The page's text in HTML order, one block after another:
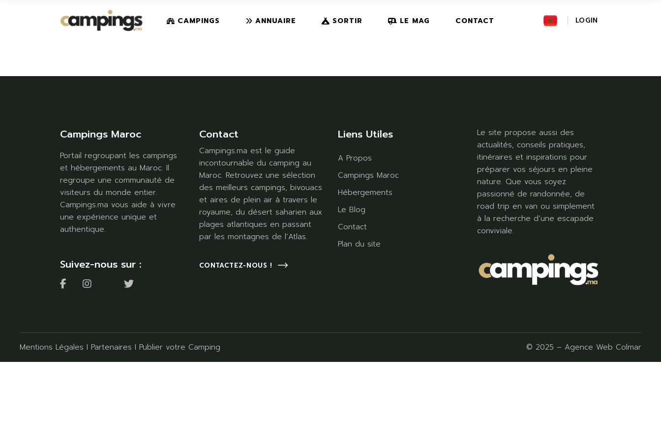
CAMPINGS
NEWSLETTER
ANNUAIRE SORTIR
MONTAGNE
LE MAG
CAMPEMENTS
CONTACT LOGIN
A PROPOS
DÉSERT
VOYAGE
FR
Campings Maroc
Portail regroupant les campings
et hébergements au Maroc. Il
regroupe une communauté de
visiteurs du monde entier.
Campings.ma vous aide à vivre
une expérience unique et
authentique.
Suivez-nous sur :
Contact
Campings.ma est le guide
incontournable du camping au
Maroc. Retrouvez une sélection
des meilleurs campings, bivouacs
et aires de plein air à travers le
royaume, du désert saharien aux
plages atlantiques en passant
par les montagnes de l’Atlas.
CONTACTEZ-NOUS !
Liens Utiles
A Propos
Campings Maroc
Hébergements
Le Blog
Contact
Plan du site
Le site propose aussi des
actualités, conseils pratiques,
itinéraires et inspirations pour
préparer vos séjours en pleine
nature. Que vous soyez
passionné de randonnée, de
road trip en van ou simplement
à la recherche d’une escapade
conviviale.
Mentions Légales I Partenaires I Publier votre Camping © 2025 – Agence Web Colmar